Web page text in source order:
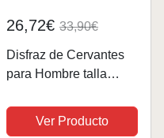
26,72€ 33,90€
Disfraz de Cervantes
para Hombre talla
Ver Producto